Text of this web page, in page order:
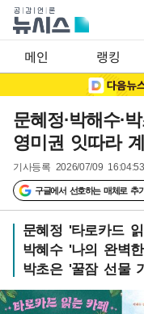
메인 랭킹
문혜정·박해수·
영미권 잇따라
기사등록 2026/07/09 16:04:53
구글에서 선호하는 매체로 추
문혜정 '타로카드
박혜수 '나의 완벽
박초은 '꿀잠 선물